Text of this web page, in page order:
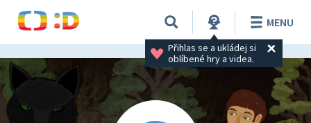
Přihlas se a ukládej si
oblíbené hry a videa.
MENU